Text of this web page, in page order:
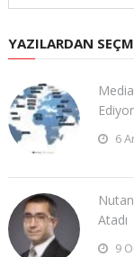
YAZILARDAN
Ediyor
6
Atadı
9